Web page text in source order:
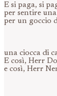
E si paga, si
per sentire
per un goccio
una ciocca di
E così, Herr
e così, Herr